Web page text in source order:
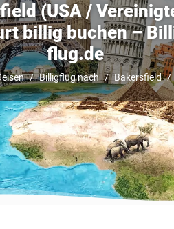
(USA /
billig buchen –
flug.de
Billigflug nach Bakersfield